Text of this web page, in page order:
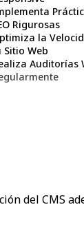
del CMS
Rigurosas
la
Sitio Web
Auditorías